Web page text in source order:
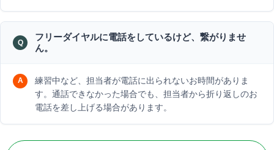
フリーダイヤルに電話をしているけど、繋がりませ
ん。
練習中など、担当者が電話に出られないお時間がありま
す。通話できなかった場合でも、担当者から折り返しのお
電話を差し上げる場合があります。